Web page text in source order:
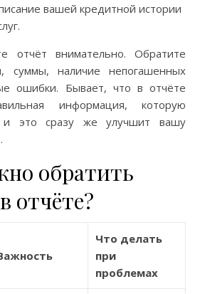
вашей кредитной истории
отчёт внимательно. Обратите
суммы, наличие непогашенных
ошибки. Бывает, что в отчёте
информация, которую
и это сразу же улучшит вашу
обратить
отчёте?
Что делать
при
проблемах